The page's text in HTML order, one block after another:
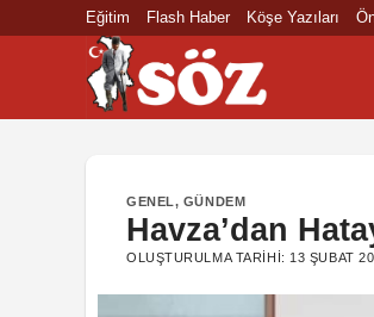
Eğitim Flash Haber Köşe Yazıları
GENEL, GÜNDEM
Havza’dan
OLUŞTURULMA TARIHI: 13 ŞUBAT